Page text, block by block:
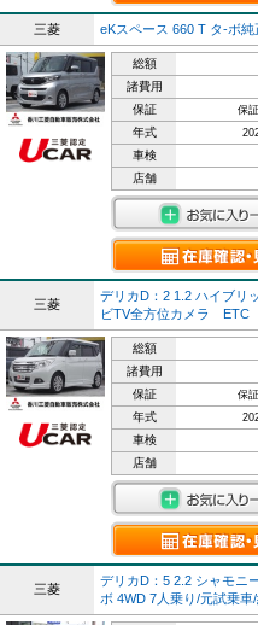
三菱 eKスペース 660 T タ-ボ
総額
諸費用
保証 保
年式
車検
店舗
三菱
デリカD：2 1.2 ハイブリ
ビTV全方位カメラ
総額
諸費用
保証 保
年式
車検
店舗
三菱
デリカD：5 2.2 シャモニ
ボ 4WD 7人乗り/元試乗車